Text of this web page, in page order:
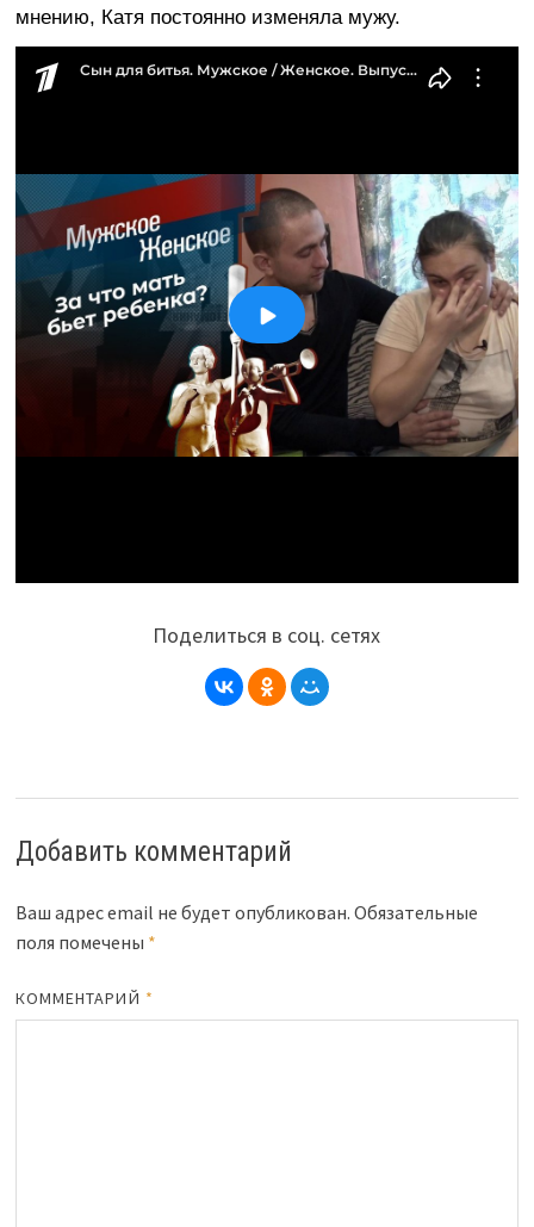
мнению, Катя постоянно изменяла мужу.
Поделиться в соц. сетях
Добавить комментарий
Ваш адрес email не будет опубликован. Обязательные
поля помечены *
КОММЕНТАРИЙ *